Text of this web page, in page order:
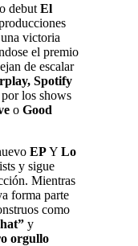
debut El
victoria
el premio
de escalar
Spotify
los shows
o Good
EPY Lo
y sigue
Mientras
forma parte
como
y
orgullo